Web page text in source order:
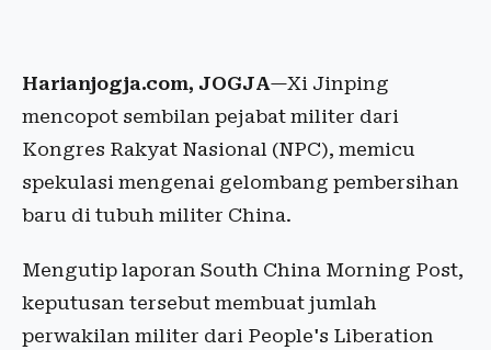
Harianjogja.com, JOGJA—Xi Jinping
mencopot sembilan pejabat militer dari
Kongres Rakyat Nasional (NPC), memicu
spekulasi mengenai gelombang pembersihan
baru di tubuh militer China.
Mengutip laporan South China Morning Post,
keputusan tersebut membuat jumlah
perwakilan militer dari People's Liberation